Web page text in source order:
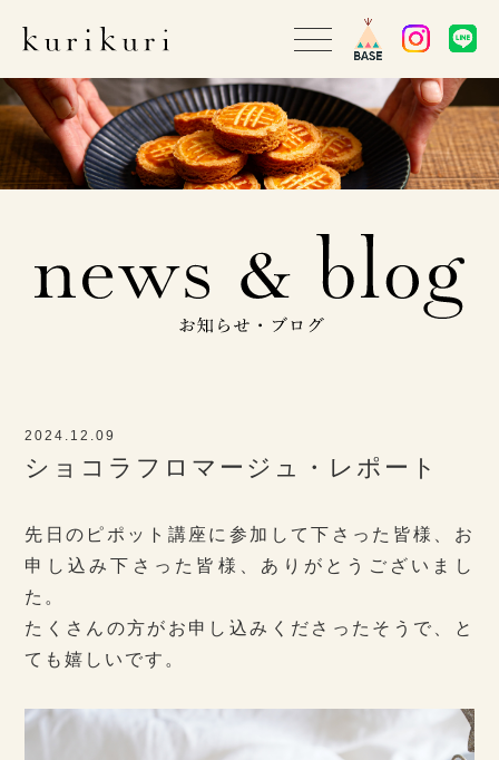
2024.12.09
ショコラフロマージュ・レポート
先日のピポット講座に参加して下さった皆様、お
申し込み下さった皆様、ありがとうございまし
た。
たくさんの方がお申し込みくださったそうで、と
ても嬉しいです。